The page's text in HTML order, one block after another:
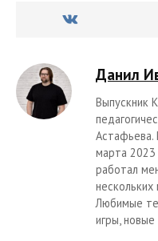
Данил
Выпускник
марта 2023
работал
нескольких
Любимые
игры, новые